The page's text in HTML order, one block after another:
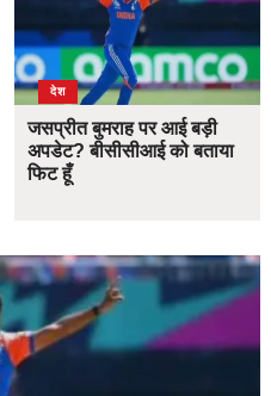
देश
जसप्रीत बुमराह पर आई बड़ी
अपडेट? बीसीसीआई को बताया
फिट हूँ